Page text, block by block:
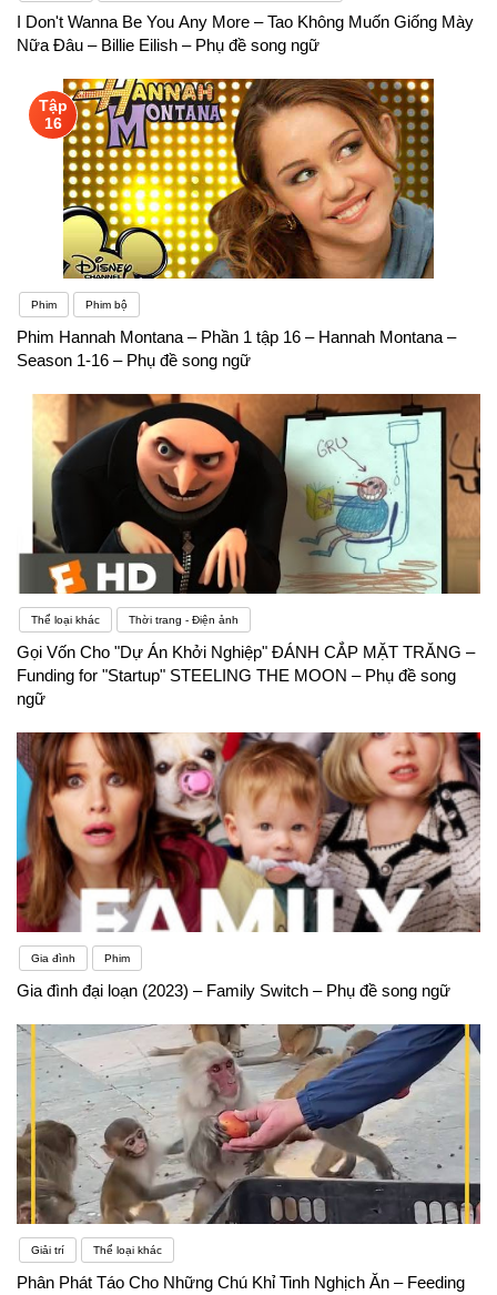
I Don't Wanna Be You Any More – Tao Không Muốn Giống Mày
Nữa Đâu – Billie Eilish – Phụ đề song ngữ
Tập
16
Phim Phim bộ
Phim Hannah Montana – Phần 1 tập 16 – Hannah Montana –
Season 1-16 – Phụ đề song ngữ
Thể loại khác Thời trang - Điện ảnh
Gọi Vốn Cho "Dự Án Khởi Nghiệp" ĐÁNH CẮP MẶT TRĂNG –
Funding for "Startup" STEELING THE MOON – Phụ đề song
ngữ
Gia đình Phim
Gia đình đại loạn (2023) – Family Switch – Phụ đề song ngữ
Giải trí Thể loại khác
Phân Phát Táo Cho Những Chú Khỉ Tinh Nghịch Ăn – Feeding